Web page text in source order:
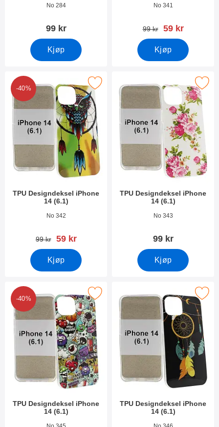
Varenummer 45035
No 284
99 kr
Kjøp
Varenummer 45034
No 341
gammel pris
99 kr ny pris
59 kr
Kjøp
-40%
TPU Designdeksel iPhone
14 (6.1)
Varenummer 45033
No 342
gammel pris
99 kr ny pris
59 kr
Kjøp
Merk tPU Designdeksel iPhone 14 (6.1) som favoritt
TPU Designdeksel iPhone
14 (6.1)
Varenummer 45032
No 343
99 kr
Kjøp
Merk tPU Designdeksel
-40%
TPU Designdeksel iPhone
14 (6.1)
Varenummer 45031
Merk tPU Designdeksel iPhone 14 (6.1) som favoritt
TPU Designdeksel iPhone
14 (6.1)
Varenummer 45030
Merk tPU Designdeksel